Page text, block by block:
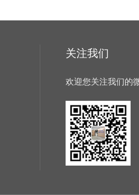
关注我们
欢迎您关注我们的